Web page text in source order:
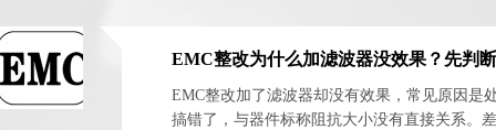
EMC整改加了滤波器却没有效果，常见原因是
搞错了，与器件标称阻抗大小没有直接关系。